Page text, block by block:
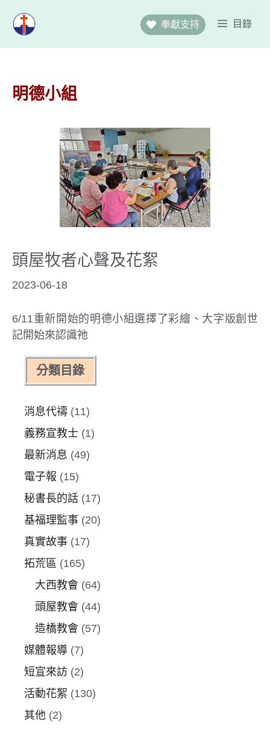
目錄
奉獻支持
明德小組
頭屋牧者心聲及花絮
2023-06-18
6/11重新開始的明德小組選擇了彩繪、大字版創世
記開始來認識祂
分類目錄
消息代禱 (11)
義務宣教士 (1)
最新消息 (49)
電子報 (15)
秘書長的話 (17)
基福理監事 (20)
真實故事 (17)
拓荒區 (165)
大西教會 (64)
頭屋教會 (44)
造橋教會 (57)
媒體報導 (7)
短宣來訪 (2)
活動花絮 (130)
其他 (2)